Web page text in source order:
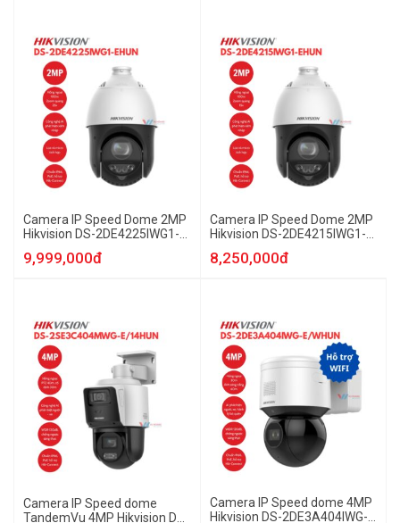
Camera IP Speed Dome 2MP
Hikvision DS-2DE4225IWG1-
9,999,000đ
Camera IP Speed Dome 2MP
Hikvision DS-2DE4215IWG1-
8,250,000đ
Camera IP Speed dome
TandemVu 4MP Hikvision DS-
Camera IP Speed dome 4MP
Hikvision DS-2DE3A404IWG-